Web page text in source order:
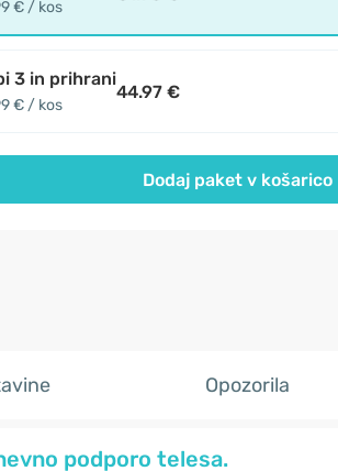
€ / kos
3 in prihrani
€ / kos
44.97 €
Dodaj paket v košarico
Opozorila
podporo telesa.